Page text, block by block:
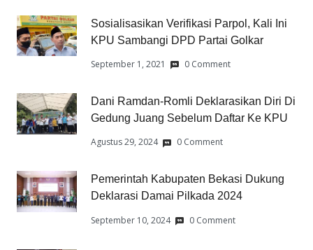
Sosialisasikan Verifikasi Parpol, Kali Ini
KPU Sambangi DPD Partai Golkar
September 1, 2021 0 Comment
Dani Ramdan-Romli Deklarasikan Diri Di
Gedung Juang Sebelum Daftar Ke KPU
Agustus 29, 2024 0 Comment
Pemerintah Kabupaten Bekasi Dukung
Deklarasi Damai Pilkada 2024
September 10, 2024 0 Comment